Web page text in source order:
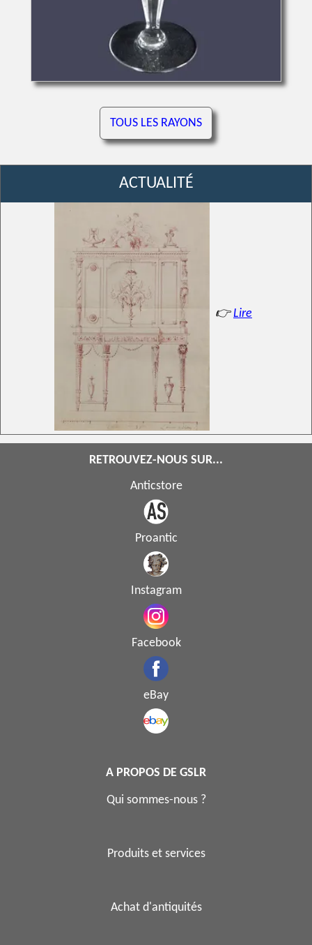
TOUS LES RAYONS
ACTUALITÉ
👉Lire
RETROUVEZ-NOUS SUR...
Anticstore
Proantic
Instagram
Facebook
eBay
A PROPOS DE GSLR
Qui sommes-nous ?
Produits et services
Achat d'antiquités